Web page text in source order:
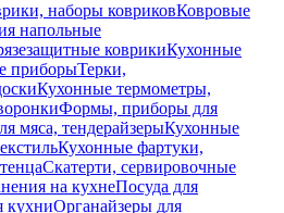
наборы ковриковКовровые
напольные
коврикиКухонные
приборыТерки,
Кухонные термометры,
Формы, приборы для
мяса, тендерайзерыКухонные
Кухонные фартуки,
Скатерти, сервировочные
на кухнеПосуда для
кухниОрганайзеры для